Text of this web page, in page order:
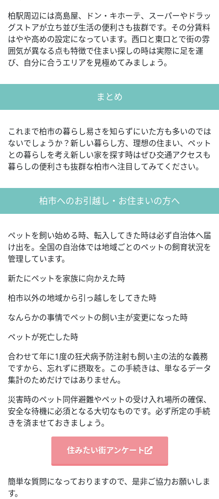
柏駅周辺には高島屋、ドン・キホーテ、スーパーやドラッ
グストアが立ち並び生活の便利さも抜群です。その分賃料
はやや高めの設定になっています。西口と東口とで街の雰
囲気が異なる点も特徴で住まい探しの時は実際に足を運
び、自分に合うエリアを見極めてみましょう。
まとめ
これまで柏市の暮らし易さを知らずにいた方も多いのでは
ないでしょうか？新しい暮らし方、理想の住まい、ペット
との暮らしを考え新しい家を探す時はぜひ交通アクセスも
暮らしの便利さも抜群な柏市へ注目してみてください。
柏市へのお引越し・お住まいの方へ
ペットを飼い始める時、転入してきた時は必ず自治体へ届
け出を。全国の自治体では地域ごとのペットの飼育状況を
管理しています。
新たにペットを家族に向かえた時
柏市以外の地域から引っ越しをしてきた時
なんらかの事情でペットの飼い主が変更になった時
ペットが死亡した時
合わせて年に1度の狂犬病予防注射も飼い主の法的な義務
ですから、忘れずに摂取を。この手続きは、単なるデータ
集計のためだけではありません。
災害時のペット同伴避難やペットの受け入れ場所の確保、
安全な待機に必須となる大切なものです。必ず所定の手続
きを済ませておきましょう。
住みたい街アンケート
簡単な質問になっておりますので、是非ご協力お願いしま
す。